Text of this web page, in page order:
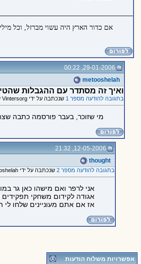
אם כדור הארץ היה עשוי מברזל, וכל
29-01-2006, 00:22
metooshelah
ואיך זה מסתדר עם ההגבלות
בתגובה להודעה מספר 1 שנכתבה על ידי Vintersorg שמתחילה ב "במחנה: "המפקד יש שדון מאחוריך!""
מי שזוכר, בעבר פורסמה כתבה
12-05-2006, 21:32
thought
בתגובה להודעה מספר 2
שנכתבה על ידי metooshelah שמתחילה ב "ואיך זה מסתדר עם ההגבלות שהטיל צה"ל על אנשים אלו?"
אני לרפר ואם מישהו כאן גר
אגודה לקידום משחקי תפקידים
אז אם אתם מעוניינים שלחו לי
אפשרויות משלוח הודעות